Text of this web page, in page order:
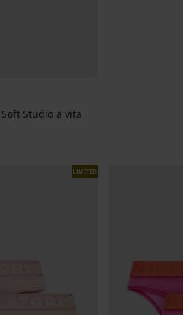
Soft Studio a vita
LIMITED